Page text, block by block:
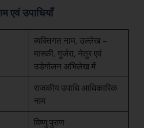
एवं उपाधियाँ
व्यक्तिगत नाम, उल्लेख –
मास्की, गुर्जरा, नेतुर एवं
उडेगोलन अभिलेख में
राजकीय उपाधि आधिकारिक
नाम
विष्णु पुराण